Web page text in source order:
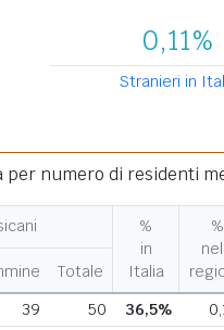
0,11%
Stranieri in
numero di residenti
%
in
Italia
%
Totale
39 50 36,5%